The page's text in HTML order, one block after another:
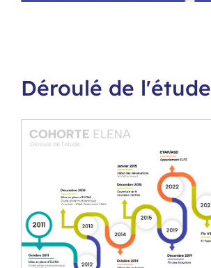
Déroulé de l'étude